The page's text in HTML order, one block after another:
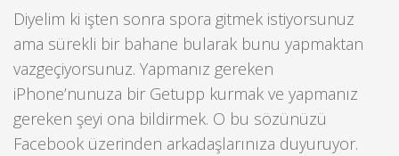
Diyelim ki işten sonra spora gitmek istiyorsunuz
ama sürekli bir bahane bularak bunu yapmaktan
vazgeçiyorsunuz. Yapmanız gereken
iPhone’nunuza bir Getupp kurmak ve yapmanız
gereken şeyi ona bildirmek. O bu sözünüzü
Facebook üzerinden arkadaşlarınıza duyuruyor.